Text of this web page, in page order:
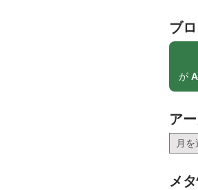
ブ
が
ア
ア
ー
イ
メ